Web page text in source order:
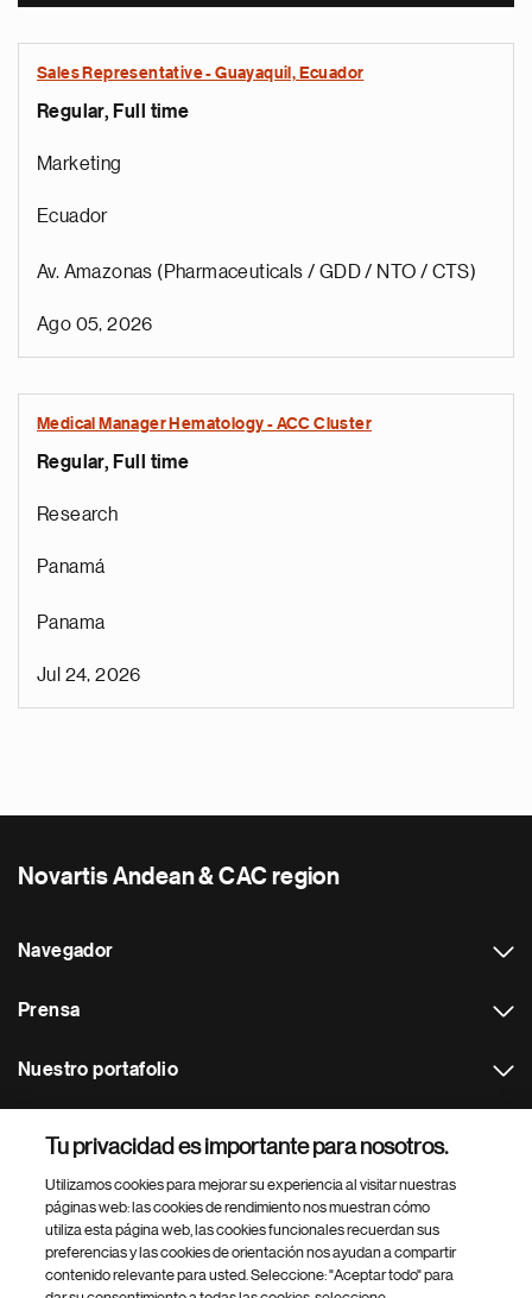
Sales Representative - Guayaquil, Ecuador
Regular, Full time
Marketing
Ecuador
Av. Amazonas (Pharmaceuticals / GDD / NTO / CTS)
Ago 05, 2026
Medical Manager Hematology - ACC Cluster
Regular, Full time
Research
Panamá
Panama
Jul 24, 2026
Novartis Andean & CAC region
Navegador
Prensa
Nuestro portafolio
Footer Site Search
Tu privacidad es importante para nosotros.
Utilizamos cookies para mejorar su experiencia al visitar nuestras
páginas web: las cookies de rendimiento nos muestran cómo
utiliza esta página web, las cookies funcionales recuerdan sus
preferencias y las cookies de orientación nos ayudan a compartir
contenido relevante para usted. Seleccione: "Aceptar todo" para